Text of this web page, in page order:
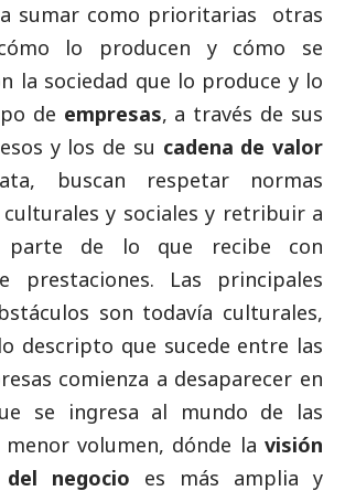
sumar como prioritarias otras
lo producen y cómo se
la sociedad que lo produce y lo
de empresas, a través de sus
y los de su cadena de valor
buscan respetar normas
y sociales y retribuir a
parte de lo que recibe con
prestaciones. Las principales
son todavía culturales,
descripto que sucede entre las
comienza a desaparecer en
se ingresa al mundo de las
menor volumen, dónde la visión
negocio es más amplia y